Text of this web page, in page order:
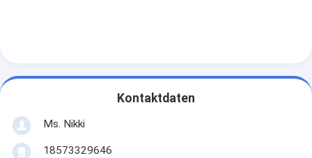
Kontaktdaten
Ms. Nikki
18573329646